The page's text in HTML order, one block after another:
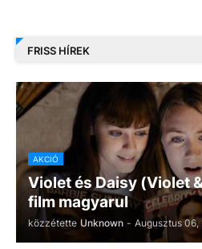
FRISS HÍREK
AKCIÓ
Violet és Daisy (Violet
film magyarul
közzétette Unknown - Augusztus 06,